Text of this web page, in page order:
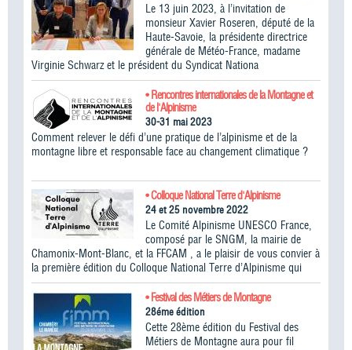
Le 13 juin 2023, à l’invitation de
monsieur Xavier Roseren, député de la
Haute-Savoie, la présidente directrice
générale de Météo-France, madame
Virginie Schwarz et le président du Syndicat Nationa
• Rencontres internationales de la Montagne et
de l'Alpinisme
30-31 mai 2023
Comment relever le défi d’une pratique de l’alpinisme et de la
montagne libre et responsable face au changement climatique ?
• Colloque National Terre d'Alpinisme
24 et 25 novembre 2022
Le Comité Alpinisme UNESCO France,
composé par le SNGM, la mairie de
Chamonix-Mont-Blanc, et la FFCAM , a le plaisir de vous convier à
la première édition du Colloque National Terre d’Alpinisme qui
• Festival des Métiers de Montagne
28éme édition
Cette 28ème édition du Festival des
Métiers de Montagne aura pour fil